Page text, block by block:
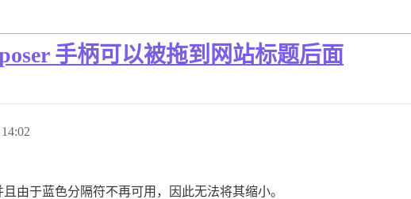
手柄可以被拖到网站标题后面
由于蓝色分隔符不再可用，因此无法将其缩小。